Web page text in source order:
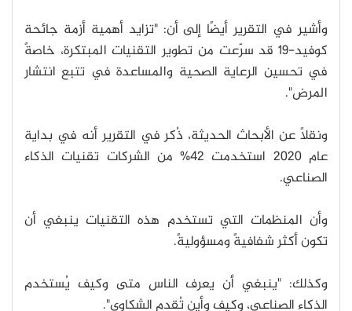
وأشير في التقرير أيضًا إلى أن: "تزايد أهمية أزمة جائحة
كوفيد-19 قد سرّعت من تطوير التقنيات المبتكرة، خاصةً
في تحسين الرعاية الصحية والمساعدة في تتبع انتشار
المرض".
ونقلًا عن الأبحاث الحديثة، ذُكر في التقرير أنه في بداية
عام 2020 استخدمت 42% من الشركات تقنيات الذكاء
الصناعي.
وأن المنظمات التي تستخدم هذه التقنيات ينبغي أن
تكون أكثر شفافيةً ومسؤوليةً.
وكذلك: "ينبغي أن يعرف الناس متى وكيف يُستخدم
الذكاء الصناعي، وكيف وأين تُقدم الشكاوى".